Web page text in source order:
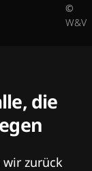
©
W&V
die
zurück